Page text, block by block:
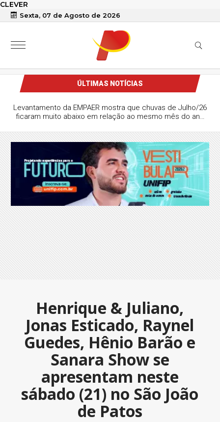
CLEVER
Sexta, 07 de Agosto de 2026
ÚLTIMAS NOTÍCIAS
Patos estreia neste sábado na Copa do
20; clube firmou parceria com o Treze e
Henrique & Juliano,
Jonas Esticado, Raynel
Guedes, Hênio Barão e
Sanara Show se
apresentam neste
sábado (21) no São João
de Patos